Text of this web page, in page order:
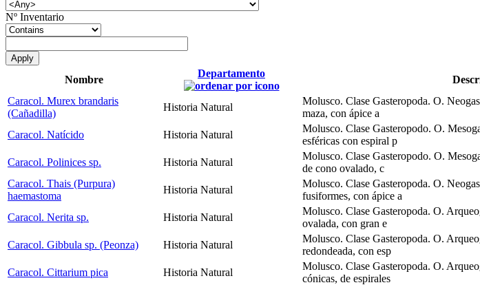
Nº Inventario
Nombre
Departamento
Caracol. Murex brandaris
(Cañadilla)
Historia Natural
Molusco. Clase Gasteropoda. O.
maza, con ápice a
Caracol. Natícido
Historia Natural
Molusco. Clase Gasteropodo. O.
esféricas con espiral p
Caracol. Polinices sp.
Historia Natural
Molusco. Clase Gasteropodo. O.
de cono ovalado, c
Caracol. Thais (Purpura)
haemastoma
Historia Natural
Molusco. Clase Gasteropoda. O.
fusiformes, con ápice a
Caracol. Nerita sp.
Historia Natural
Molusco. Clase Gasteropoda. O.
ovalada, con gran e
Caracol. Gibbula sp. (Peonza)
Historia Natural
Molusco. Clase Gasteropoda. O.
redondeada, con esp
Caracol. Cittarium pica
Historia Natural
Molusco. Clase Gasteropoda. O.
cónicas, de espirales